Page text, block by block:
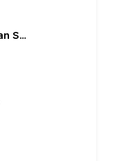
Carlo Montecatini a San Salvatore